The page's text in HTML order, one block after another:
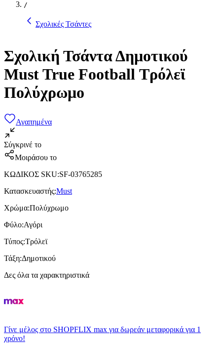
/
Σχολικές Τσάντες
Σχολική Τσάντα Δημοτικού
Must True Football Τρόλεϊ
Πολύχρωμο
Αγαπημένα
Σύγκρινέ το
Μοιράσου το
ΚΩΔΙΚΟΣ SKU:SF-03765285
Κατασκευαστής:Must
Χρώμα:Πολύχρωμο
Φύλο:Αγόρι
Τύπος:Τρόλεϊ
Τάξη:Δημοτικού
Δες όλα τα χαρακτηριστικά
Γίνε μέλος στο SHOPFLIX max για δωρεάν μεταφορικά για 1
χρόνο!